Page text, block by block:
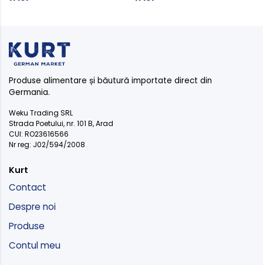
Produse alimentare și băutură importate direct din
Germania.
Weku Trading SRL
Strada Poetului, nr. 101 B, Arad
CUI: RO23616566
Nr reg: J02/594/2008
Kurt
Contact
Despre noi
Produse
Contul meu